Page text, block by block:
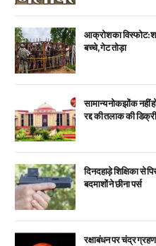
आक्रोश का विस्फोट:
बच्चे, गेट तोड़ा
सामान्य नोकझोंक नहीं
रद्द की तलाक की
दिनदहाड़े शिक्षिका से
बदमाशों ने छीना पर्स
रक्षाबंधन पर चंद्र